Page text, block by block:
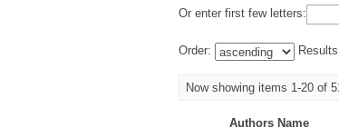
Or enter first few letters:
Order:
Now showing items 1-20 of
Authors Name